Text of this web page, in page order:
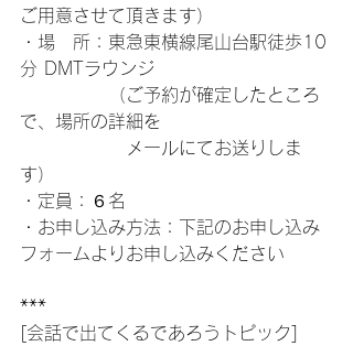
ご用意させて頂きます）
・場　所：東急東横線尾山台駅徒歩10
分 DMTラウンジ
（ご予約が確定したところ
で、場所の詳細を
メールにてお送りしま
す）
・定員：６名
・お申し込み方法：下記のお申し込み
フォームよりお申し込みください
***
[会話で出てくるであろうトピック]